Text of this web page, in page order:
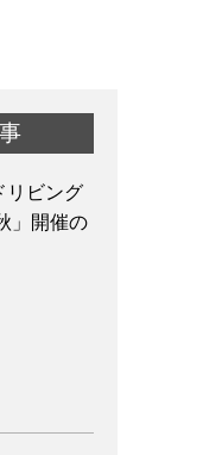
リビング
」開催の